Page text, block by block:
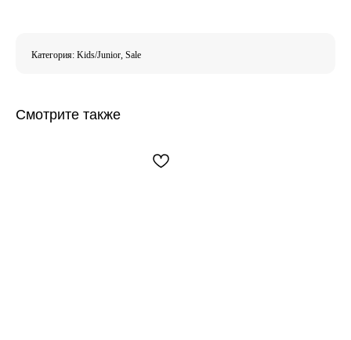
Категория: Kids/Junior, Sale
Смотрите также